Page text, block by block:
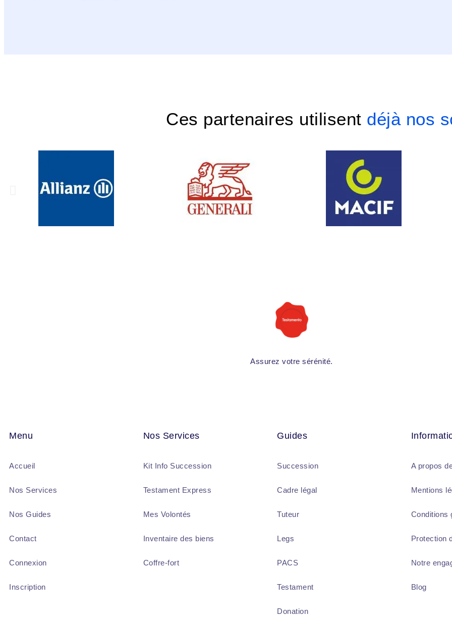
Ces partenaires utilisent déjà nos
Assurez votre sérénité.
Menu
Accueil
Nos Services
Nos Guides
Contact
Connexion
Inscription
Nos Services
Kit Info Succession
Testament Express
Mes Volontés
Inventaire des biens
Coffre-fort
Guides
Succession
Cadre légal
Tuteur
Legs
PACS
Testament
Donation
A propos
Mentions
Conditions
Protection
Notre
Blog